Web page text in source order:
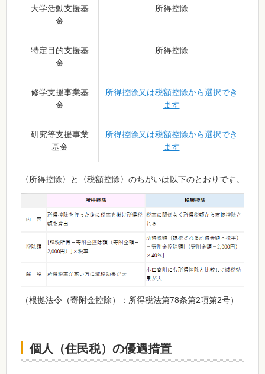
大学活動支援基
金
所得控除
特定目的支援基
金
所得控除
修学支援事業基
金
所得控除又は税額控除から選択でき
ます
研究等支援事業
基金
所得控除又は税額控除から選択でき
ます
〈所得控除〉と〈税額控除〉のちがいは以下のとおりです。
（根拠法令（寄附金控除）：所得税法第78条第2項第2号）
個人（住民税）の優遇措置